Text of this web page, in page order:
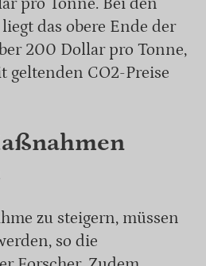
das obere Ende der
200 Dollar pro Tonne,
geltenden CO2-Preise
zu steigern, müssen
so die